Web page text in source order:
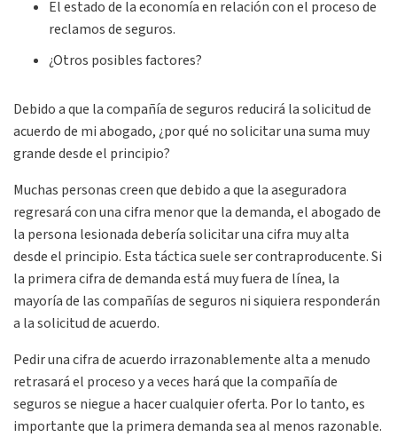
El estado de la economía en relación con el proceso de
reclamos de seguros.
¿Otros posibles factores?
Debido a que la compañía de seguros reducirá la solicitud de
acuerdo de mi abogado, ¿por qué no solicitar una suma muy
grande desde el principio?
Muchas personas creen que debido a que la aseguradora
regresará con una cifra menor que la demanda, el abogado de
la persona lesionada debería solicitar una cifra muy alta
desde el principio. Esta táctica suele ser contraproducente. Si
la primera cifra de demanda está muy fuera de línea, la
mayoría de las compañías de seguros ni siquiera responderán
a la solicitud de acuerdo.
Pedir una cifra de acuerdo irrazonablemente alta a menudo
retrasará el proceso y a veces hará que la compañía de
seguros se niegue a hacer cualquier oferta. Por lo tanto, es
importante que la primera demanda sea al menos razonable.